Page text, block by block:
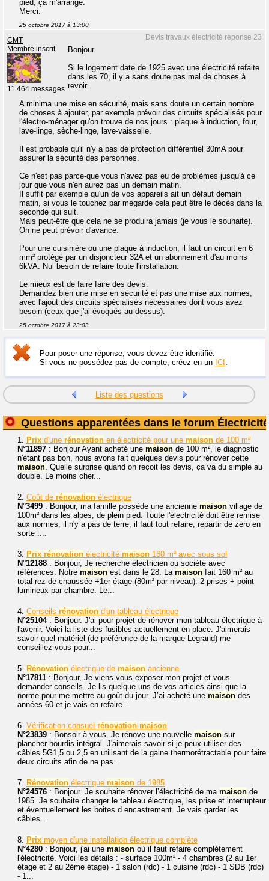
pied, ça m'arrange.
Merci.
25 octobre 2017 à 13:00
Devis travaux électricité réponse 23
CMT
Membre inscrit
11 464 messages
Bonjour
Si le logement date de 1925 avec une électricité refaite
dans les 70, il y a sans doute pas mal de choses à
revoir.
A minima une mise en sécurité, mais sans doute un certain nombre
de choses à ajouter, par exemple prévoir des circuits spécialisés pour
l'électro-ménager qu'on trouve de nos jours : plaque à induction, four,
lave-linge, sèche-linge, lave-vaisselle.
Il est probable qu'il n'y a pas de protection différentiel 30mA pour
assurer la sécurité des personnes.
Ce n'est pas parce-que vous n'avez pas eu de problèmes jusqu'à ce
jour que vous n'en aurez pas un demain matin.
Il suffit par exemple qu'un de vos appareils ait un défaut demain
matin, si vous le touchez par mégarde cela peut être le décès dans la
seconde qui suit.
Mais peut-être que cela ne se produira jamais (je vous le souhaite).
On ne peut prévoir d'avance.
Pour une cuisinière ou une plaque à induction, il faut un circuit en 6
mm² protégé par un disjoncteur 32A et un abonnement d'au moins
6kVA. Nul besoin de refaire toute l'installation.
Le mieux est de faire faire des devis.
Demandez bien une mise en sécurité et pas une mise aux normes,
avec l'ajout des circuits spécialisés nécessaires dont vous avez
besoin (ceux que j'ai évoqués au-dessus).
25 octobre 2017 à 23:03
Pour poser une réponse, vous devez être identifié.
Si vous ne possédez pas de compte, créez-en un ICI .
Liste des questions
Questions apparentées dans le forum Électricité
1. Prix d'une rénovation en électricité pour une maison de 100 m²
N°11897 : Bonjour Ayant acheté une maison de 100 m², le diagnostic
n'étant pas bon, nous avons fait quelques devis pour rénover cette
maison. Quelle surprise quand on reçoit les devis, ça va du simple au
double. Le moins cher...
2. Coût de rénovation électrique
N°3499 : Bonjour, ma famille possède une ancienne maison village de
100m² dans les alpes, de plein pied. Toute l'électricité doit être remise
aux normes, il n'y a pas de terre, il faut tout refaire, repartir de zéro en
sorte :...
3. Prix rénovation électricité maison 160 m² avec sous sol
N°12188 : Bonjour, Je recherche électricien ou société avec
références. Notre maison est dans le 28. La maison fait 160 m² au
total rez de chaussée +1er étage (80m² par niveau). 2 prises + point
lumineux par chambre. Le...
4. Conseils rénovation d'un tableau électrique
N°25104: Bonjour. J'ai pour projet de rénover mon tableau électrique à
l'avenir. Voici la liste des fusibles actuellement en place. J'aimerais
savoir quel matériel (de préférence de la marque Legrand) me
conseillez-vous pour...
5. Rénovation électrique de maison ancienne
N°17811 : Bonjour, Je viens vous exposer mon projet et vous
demander conseils. Je lis quelque uns de vos articles ainsi que la
norme pour me mettre au goût du jour. J’ai acheté une maison des
années 60 et je vais en refaire...
6. Vérification consuel rénovation maison
N°23839 : Bonsoir à vous. Je rénove une nouvelle maison sur
plancher hourdis intégral. J'aimerais savoir si je peux utiliser des
câbles 5G1,5 ou 2,5 en utilisant de la gaine thermorétractable pour faire
deux circuits afin de ne pas...
7. Rénovation électrique maison de 1985
N°24576 : Bonjour. Je souhaite rénover l’électricité de ma maison de
1985. Je souhaite changer le tableau électrique, les prise et interrupteur
et éventuellement les boites d encastrement. Je vais garder les
câbles...
8. Prix moyen d'une installation électrique complète
N°4280 : Bonjour, j'ai une maison où il faut refaire complètement
l'électricité. Voici les détails : - surface 100m² - 4 chambres (2 au 1er
étage et 2 au 2ème étage) - 1 salon (rdc) - 1 cuisine (rdc) - 1 SDB (rdc)
- 1...